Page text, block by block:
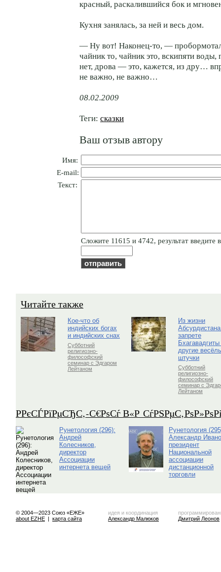
красный, раскалившийся бок и
Кухня занялась, за ней и весь дом.
— Ну вот! Наконец-то, —
чайник то, чайник это, вскипяти
нет, дрова — это, кажется, из дру…
не важно, не важно…
08.02.2009
Теги: сказки
Ваш отзыв автору
Имя:
E-mail:
Текст:
Cлoжитe 11615 и 4742, результат введите
Читайте также
Кое-что об
индийских богах
и индийских снах
Субботний
религиозно-
философский
семинар с Эдгаром
Лейтаном
Из жизни
запрете
Бхагавадгиты
другие
штучки
Субботний
религиозно-
философский
семинар с
Лейтаном
Р­РєСЃРїРµСЂС‚-С€РѕСѓ В«Р
Рунетология (296):
Андрей
Колесников,
директор
Ассоциации
интернета вещей
Рунетология
Александр
президент
Национальной
ассоциации
дистанционной
торговли
© 2004—2023 Союз «ЕЖЕ»
about EZHE | карта сайта
идея и координация
Александр Малюков
Дмитрий Леонов